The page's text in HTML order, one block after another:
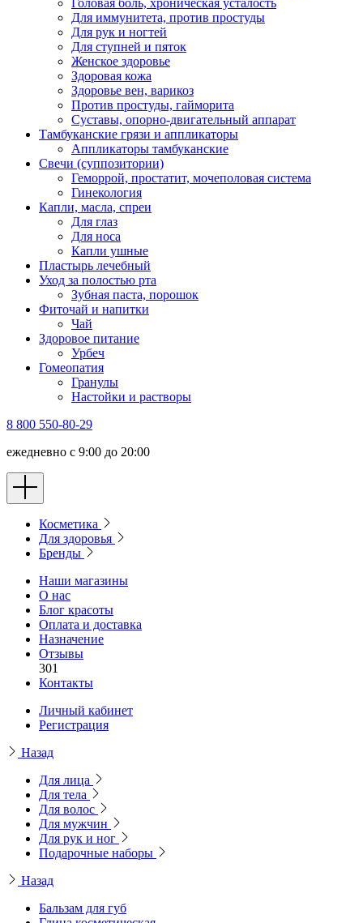
Головая боль, хроническая усталость
Для иммунитета, против простуды
Для рук и ногтей
Для ступней и пяток
Женское здоровье
Здоровая кожа
Здоровье вен, варикоз
Против простуды, гайморита
Суставы, опорно-двигательный аппарат
Тамбуканские грязи и аппликаторы
Аппликаторы тамбуканские
Свечи (суппозитории)
Геморрой, простатит, мочеполовая система
Гинекология
Капли, масла, спреи
Для глаз
Для носа
Капли ушные
Пластырь лечебный
Уход за полостью рта
Зубная паста, порошок
Фиточай и напитки
Чай
Здоровое питание
Урбеч
Гомеопатия
Гранулы
Настойки и растворы
8 800 550-80-29
ежедневно с 9:00 до 20:00
Косметика
Для здоровья
Бренды
Наши магазины
О нас
Блог красоты
Оплата и доставка
Назначение
Отзывы
301
Контакты
Личный кабинет
Регистрация
Назад
Для лица
Для тела
Для волос
Для мужчин
Для рук и ног
Подарочные наборы
Назад
Бальзам для губ